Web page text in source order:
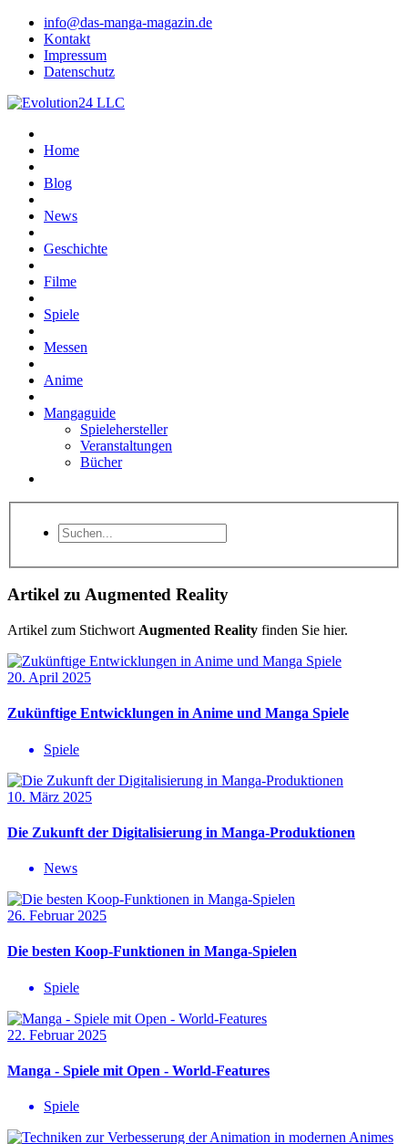
info@das-manga-magazin.de
Kontakt
Impressum
Datenschutz
Home
Blog
News
Geschichte
Filme
Spiele
Messen
Anime
Mangaguide
Spielehersteller
Veranstaltungen
Bücher
Artikel zu Augmented Reality
Artikel zum Stichwort Augmented Reality finden Sie hier.
20. April 2025
Zukünftige Entwicklungen in Anime und Manga Spiele
Spiele
10. März 2025
Die Zukunft der Digitalisierung in Manga-Produktionen
News
26. Februar 2025
Die besten Koop-Funktionen in Manga-Spielen
Spiele
22. Februar 2025
Manga - Spiele mit Open - World-Features
Spiele